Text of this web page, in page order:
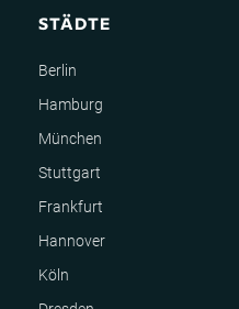
STÄDTE
Berlin
Hamburg
München
Stuttgart
Frankfurt
Hannover
Köln